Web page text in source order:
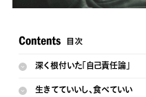
深く根付いた「自己責任論」
生きてていいし、食べていい